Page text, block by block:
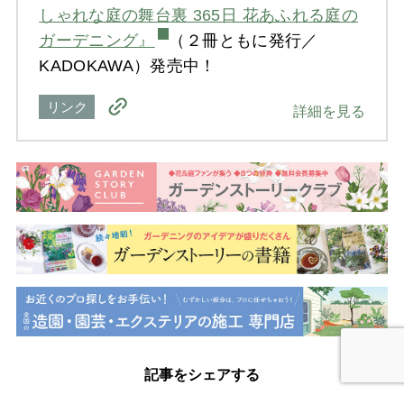
しゃれな庭の舞台裏 365日 花あふれる庭の
ガーデニング』
（２冊ともに発行／
KADOKAWA）発売中！
リンク 詳細を見る
記事をシェアする